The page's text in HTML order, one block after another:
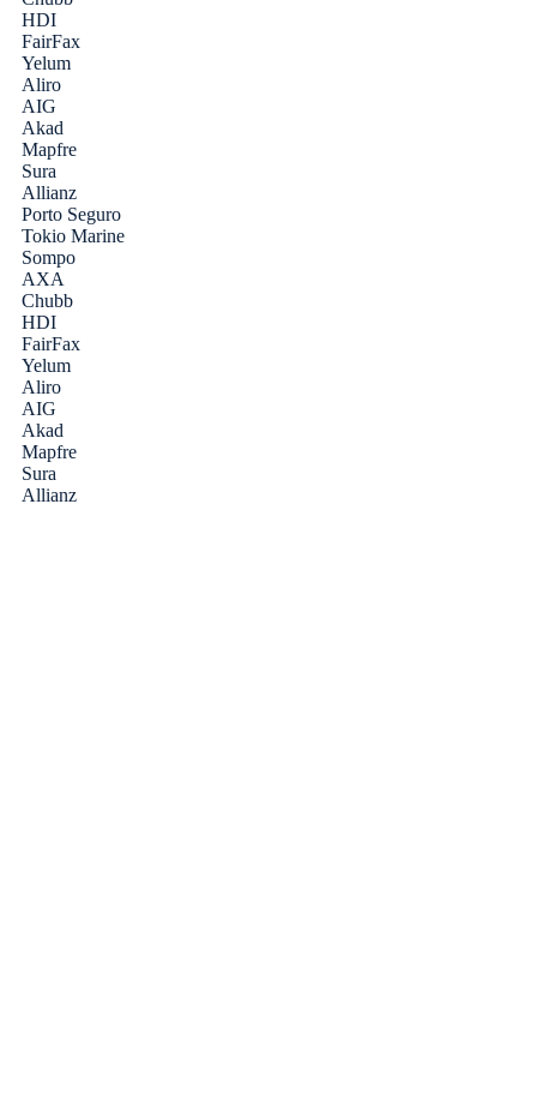
HDI
FairFax
Yelum
Aliro
AIG
Akad
Mapfre
Sura
Allianz
Porto Seguro
Tokio Marine
Sompo
AXA
Chubb
HDI
FairFax
Yelum
Aliro
AIG
Akad
Mapfre
Sura
Allianz